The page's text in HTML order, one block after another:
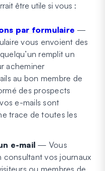
être utile si vous :
par formulaire —
vous envoient des
remplit un
acheminer
au bon membre de
des prospects
e-mails sont
trace de toutes les
e-mail — Vous
consultant vos journaux